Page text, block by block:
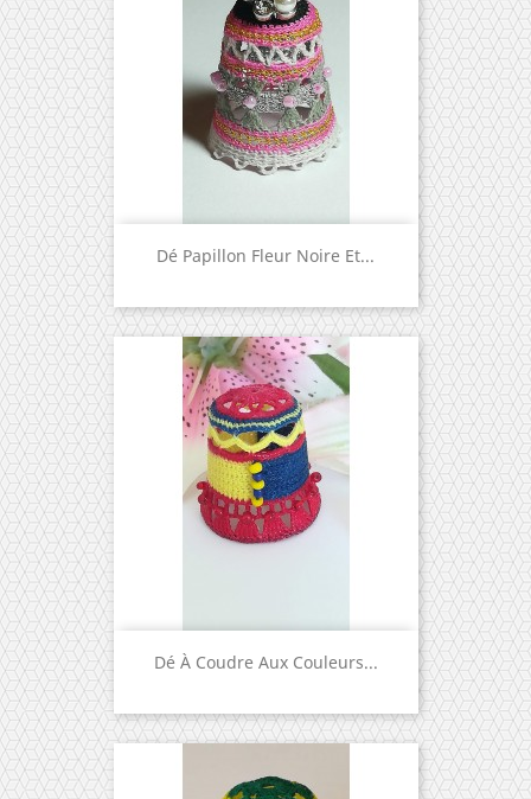
Dé Papillon Fleur Noire Et...
Dé À Coudre Aux Couleurs...